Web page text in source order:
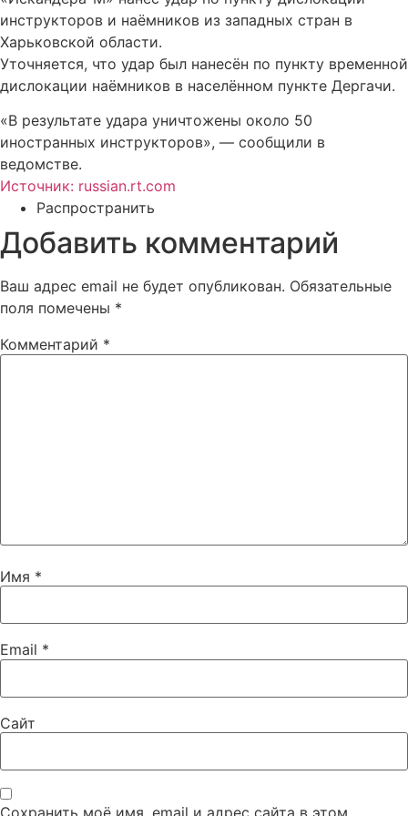
инструкторов и наёмников из западных стран в
Харьковской области.
Уточняется, что удар был нанесён по пункту временной
дислокации наёмников в населённом пункте Дергачи.
«В результате удара уничтожены около 50
иностранных инструкторов», — сообщили в
ведомстве.
Источник: russian.rt.com
Распространить
Добавить комментарий
Ваш адрес email не будет опубликован. Обязательные
поля помечены *
Комментарий *
Имя *
Email *
Сайт